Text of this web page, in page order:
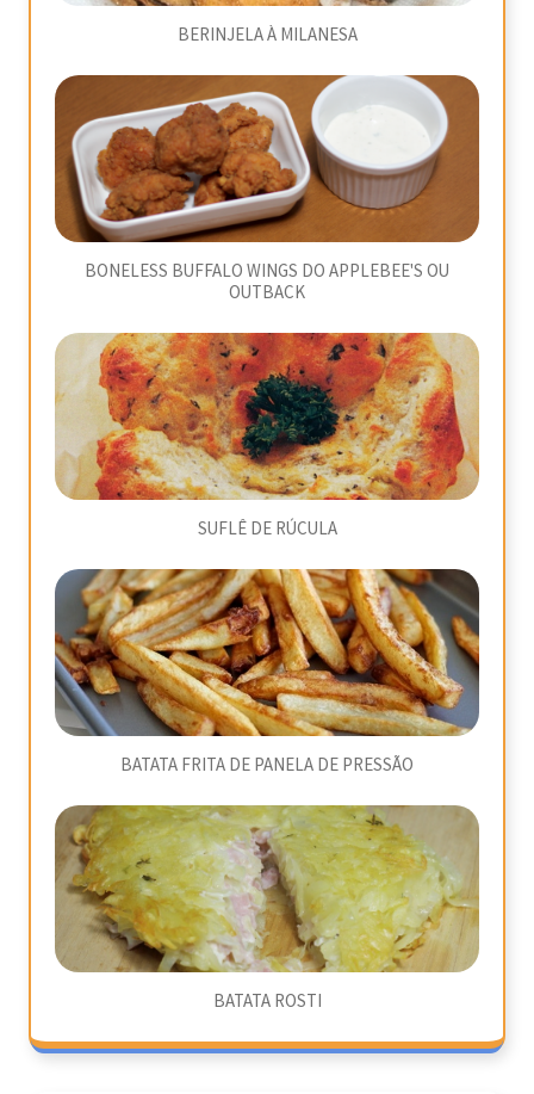
BERINJELA À MILANESA
BONELESS BUFFALO WINGS DO APPLEBEE'S OU
OUTBACK
SUFLÊ DE RÚCULA
BATATA FRITA DE PANELA DE PRESSÃO
BATATA ROSTI